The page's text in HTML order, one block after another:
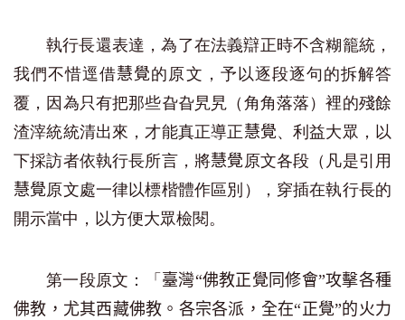
執行長還表達，為了在法義辯正時不含糊籠統，
我們不惜逕借慧覺的原文，予以逐段逐句的拆解答
覆，因為只有把那些旮旮旯旯（角角落落）裡的殘餘
渣滓統統清出來，才能真正導正慧覺、利益大眾，以
下採訪者依執行長所言，將慧覺原文各段（凡是引用
慧覺原文處一律以標楷體作區別），穿插在執行長的
開示當中，以方便大眾檢閱。
第一段原文：「 臺灣“佛教正覺同修會”攻擊各種
佛教，尤其西藏佛教。各宗各派，全在“正覺”的火力